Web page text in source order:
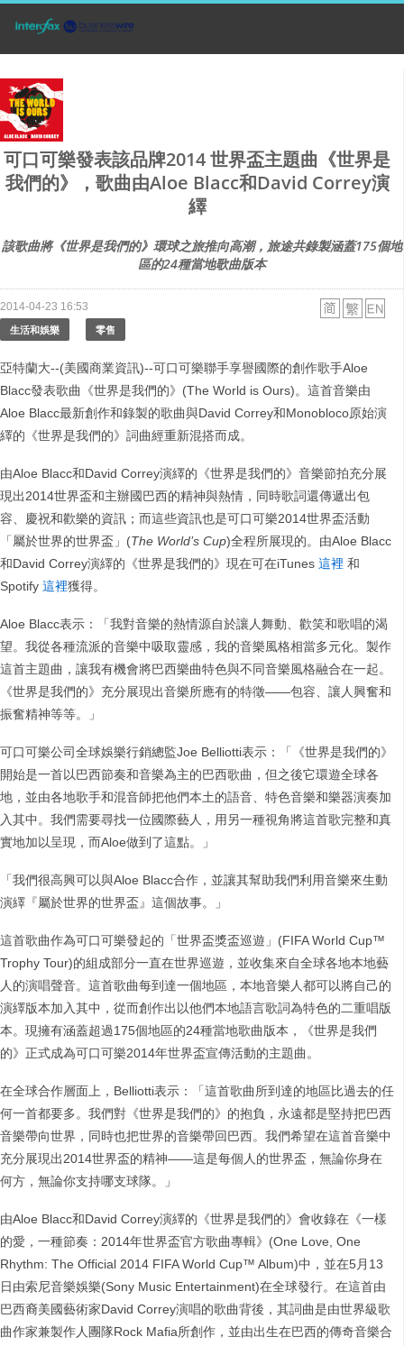
可口可樂發表該品牌2014 世界盃主題曲《世界是
我們的》，歌曲由Aloe Blacc和David Correy演
繹
該歌曲將《世界是我們的》環球之旅推向高潮，旅途共錄製涵蓋175個地
區的24種當地歌曲版本
2014-04-23 16:53
生活和娛樂 零售
亞特蘭大--(美國商業資訊)--可口可樂聯手享譽國際的創作歌手Aloe
Blacc發表歌曲《世界是我們的》(The World is Ours)。這首音樂由
Aloe Blacc最新創作和錄製的歌曲與David Correy和Monobloco原始演
繹的《世界是我們的》詞曲經重新混搭而成。
由Aloe Blacc和David Correy演繹的《世界是我們的》音樂節拍充分展
現出2014世界盃和主辦國巴西的精神與熱情，同時歌詞還傳遞出包
容、慶祝和歡樂的資訊；而這些資訊也是可口可樂2014世界盃活動
「屬於世界的世界盃」(The World’s Cup)全程所展現的。由Aloe Blacc
和David Correy演繹的《世界是我們的》現在可在iTunes 這裡 和
Spotify 這裡獲得。
Aloe Blacc表示：「我對音樂的熱情源自於讓人舞動、歡笑和歌唱的渴
望。我從各種流派的音樂中吸取靈感，我的音樂風格相當多元化。製作
這首主題曲，讓我有機會將巴西樂曲特色與不同音樂風格融合在一起。
《世界是我們的》充分展現出音樂所應有的特徵——包容、讓人興奮和
振奮精神等等。」
可口可樂公司全球娛樂行銷總監Joe Belliotti表示：「《世界是我們的》
開始是一首以巴西節奏和音樂為主的巴西歌曲，但之後它環遊全球各
地，並由各地歌手和混音師把他們本土的語音、特色音樂和樂器演奏加
入其中。我們需要尋找一位國際藝人，用另一種視角將這首歌完整和真
實地加以呈現，而Aloe做到了這點。」
「我們很高興可以與Aloe Blacc合作，並讓其幫助我們利用音樂來生動
演繹『屬於世界的世界盃』這個故事。」
這首歌曲作為可口可樂發起的「世界盃獎盃巡遊」(FIFA World Cup™
Trophy Tour)的組成部分一直在世界巡遊，並收集來自全球各地本地藝
人的演唱聲音。這首歌曲每到達一個地區，本地音樂人都可以將自己的
演繹版本加入其中，從而創作出以他們本地語言歌詞為特色的二重唱版
本。現擁有涵蓋超過175個地區的24種當地歌曲版本，《世界是我們
的》正式成為可口可樂2014年世界盃宣傳活動的主題曲。
在全球合作層面上，Belliotti表示：「這首歌曲所到達的地區比過去的任
何一首都要多。我們對《世界是我們的》的抱負，永遠都是堅持把巴西
音樂帶向世界，同時也把世界的音樂帶回巴西。我們希望在這首音樂中
充分展現出2014世界盃的精神——這是每個人的世界盃，無論你身在
何方，無論你支持哪支球隊。」
由Aloe Blacc和David Correy演繹的《世界是我們的》會收錄在《一樣
的愛，一種節奏：2014年世界盃官方歌曲專輯》(One Love, One
Rhythm: The Official 2014 FIFA World Cup™ Album)中，並在5月13
日由索尼音樂娛樂(Sony Music Entertainment)在全球發行。在這首由
巴西裔美國藝術家David Correy演唱的歌曲背後，其詞曲是由世界級歌
曲作家兼製作人團隊Rock Mafia所創作，並由出生在巴西的傳奇音樂合